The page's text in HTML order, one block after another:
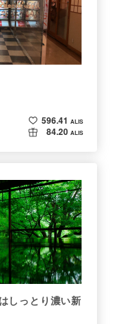
596.41 ALIS
84.20 ALIS
しっとり濃い新